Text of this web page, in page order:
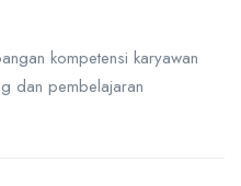
kompetensi karyawan
dan pembelajaran